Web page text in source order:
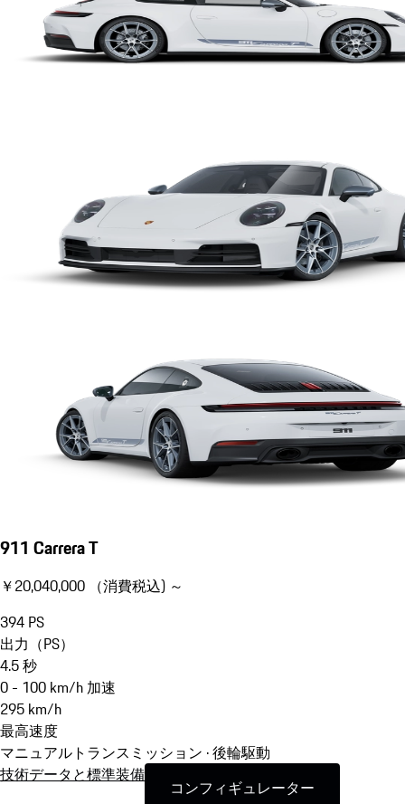
911 Carrera T
￥20,040,000 （消費税込) ～
394 PS
出力（PS）
4.5秒
0 - 100 km/h 加速
295 km/h
最高速度
マニュアルトランスミッション · 後輪駆動
技術データと標準装備
コンフィギュレーター